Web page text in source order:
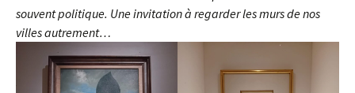
souvent politique. Une invitation à regarder les murs de nos
villes autrement…